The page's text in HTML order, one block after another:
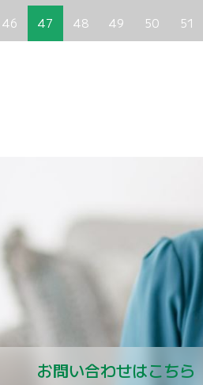
46 47 48 49 50 51
お問い合わせはこちら